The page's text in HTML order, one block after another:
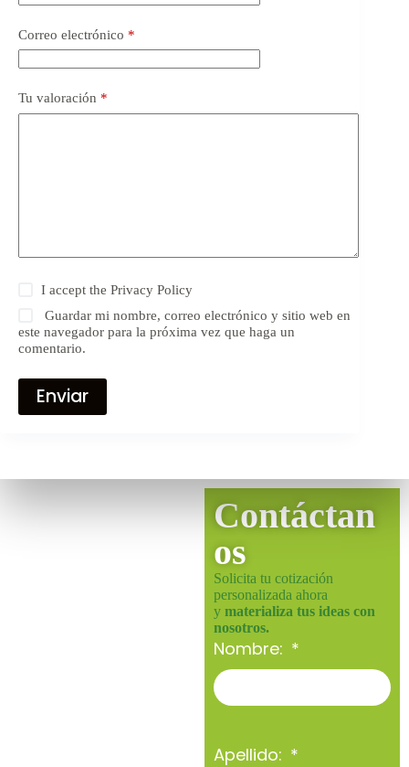
Correo electrónico *
Tu valoración *
I accept thePrivacy Policy
Guardar mi nombre, correo electrónico y sitio web en
este navegador para la próxima vez que haga un
comentario.
Enviar
Contáctan
os
Solicita tu cotización
personalizada ahora
y materializa tus ideas con
nosotros.
Nombre:
Apellido: